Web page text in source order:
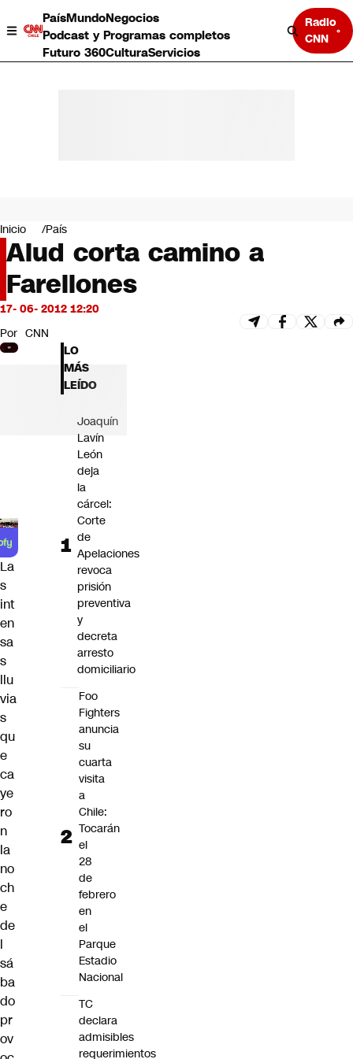
PaísMundoNegocios
Podcast y Programas completos
Futuro 360CulturaServicios
Radio
CNN
Negocios
Deportes
Programas completos
Cultura
Servicios
Bits
CNN Data
CNN tiempo
Futuro 360
Inicio País
Alud corta camino a
Farellones
17- 06- 2012 12:20
Por CNN
La
s
int
en
sa
s
llu
via
s
qu
e
ca
ye
ro
n
la
no
ch
e
de
l
sá
ba
do
pr
ov
LO
MÁS
LEÍDO
Joaquín
Lavín
León
deja
la
cárcel:
Corte
de
Apelaciones
revoca
prisión
preventiva
y
decreta
arresto
domiciliario
Foo
Fighters
anuncia
su
cuarta
visita
a
Chile:
Tocarán
el
28
de
febrero
en
el
Parque
Estadio
Nacional
TC
declara
admisibles
requerimientos